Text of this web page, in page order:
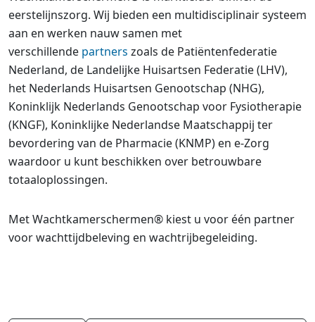
eerstelijnszorg. Wij bieden een multidisciplinair systeem
aan en werken nauw samen met
verschillende partners zoals de Patiëntenfederatie
Nederland, de Landelijke Huisartsen Federatie (LHV),
het Nederlands Huisartsen Genootschap (NHG),
Koninklijk Nederlands Genootschap voor Fysiotherapie
(KNGF), Koninklijke Nederlandse Maatschappij ter
bevordering van de Pharmacie (KNMP) en e-Zorg
waardoor u kunt beschikken over betrouwbare
totaaloplossingen.
Met Wachtkamerschermen® kiest u voor één partner
voor wachttijdbeleving en wachtrijbegeleiding.